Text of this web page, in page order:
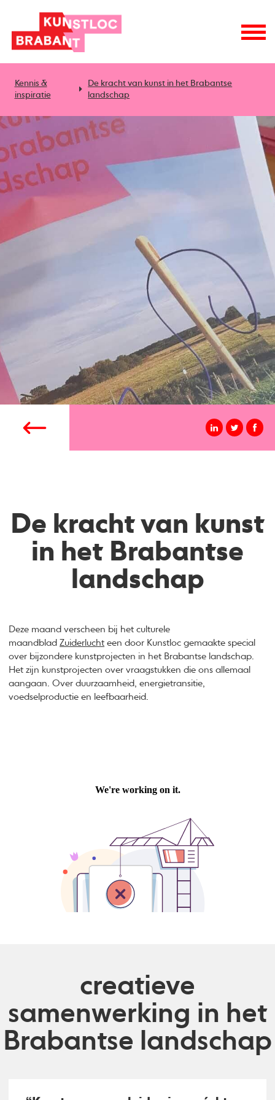
Kennis &
inspiratie
De kracht van kunst in het Brabantse
landschap
De kracht van kunst
in het Brabantse
landschap
Deze maand verscheen bij het culturele
maandbladZuiderlucht een door Kunstloc gemaakte special
over bijzondere kunstprojecten in het Brabantse landschap.
Het zijn kunstprojecten over vraagstukken die ons allemaal
aangaan. Over duurzaamheid, energietransitie,
voedselproductie en leefbaarheid.
creatieve
samenwerking in het
Brabantse landschap